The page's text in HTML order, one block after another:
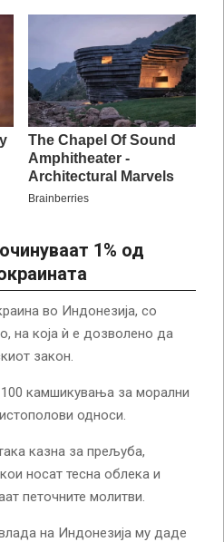
1% од
во Индонезија, со
на која ѝ е дозволено да
закон.
камшикувања за морални
односи.
казна за прељуба,
носат тесна облека и
петочните молитви.
на Индонезија му даде